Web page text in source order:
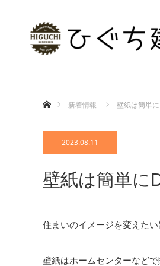
新着情報
壁紙は簡単
2023.08.11
壁紙は簡単に
住まいのイメージを変えた
壁紙はホームセンターなど